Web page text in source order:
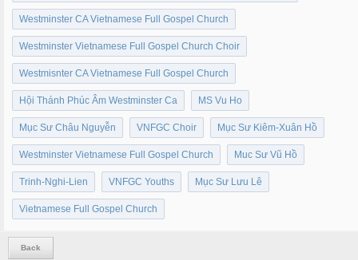
Westminster CA Vietnamese Full Gospel Church
Westminster Vietnamese Full Gospel Church Choir
Westmisnter CA Vietnamese Full Gospel Church
Hội Thánh Phúc Âm Westminster Ca MS Vu Ho
Mục Sư Châu Nguyễn VNFGC Choir Mục Sư Kiêm-Xuân Hồ
Westminster Vietnamese Full Gospel Church Muc Sư Vũ Hồ
Trinh-Nghi-Lien VNFGC Youths Mục Sư Lưu Lê
Vietnamese Full Gospel Church
Back